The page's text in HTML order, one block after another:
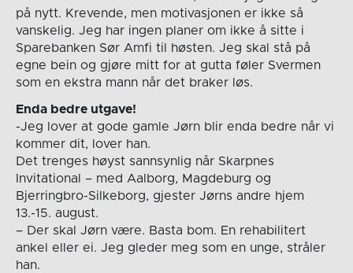
på nytt. Krevende, men motivasjonen er ikke så
vanskelig. Jeg har ingen planer om ikke å sitte i
Sparebanken Sør Amfi til høsten. Jeg skal stå på
egne bein og gjøre mitt for at gutta føler Svermen
som en ekstra mann når det braker løs.
Enda bedre utgave!
-Jeg lover at gode gamle Jørn blir enda bedre når vi
kommer dit, lover han.
Det trenges høyst sannsynlig når Skarpnes
Invitational – med Aalborg, Magdeburg og
Bjerringbro-Silkeborg, gjester Jørns andre hjem
13.-15. august.
– Der skal Jørn være. Basta bom. En rehabilitert
ankel eller ei. Jeg gleder meg som en unge, stråler
han.